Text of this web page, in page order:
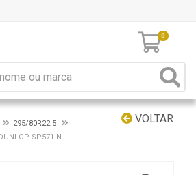
0
VOLTAR
295/80R22.5
SP571 N